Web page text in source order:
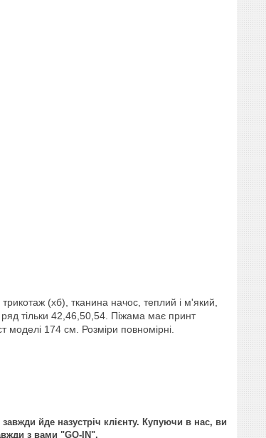
(хб), тканина начос, теплий і м'який,
тільки 42,46,50,54. Піжама має принт
моделі 174 см. Розміри повномірні.
йде назустріч клієнту. Купуючи в нас, ви
з вами "GO-IN".